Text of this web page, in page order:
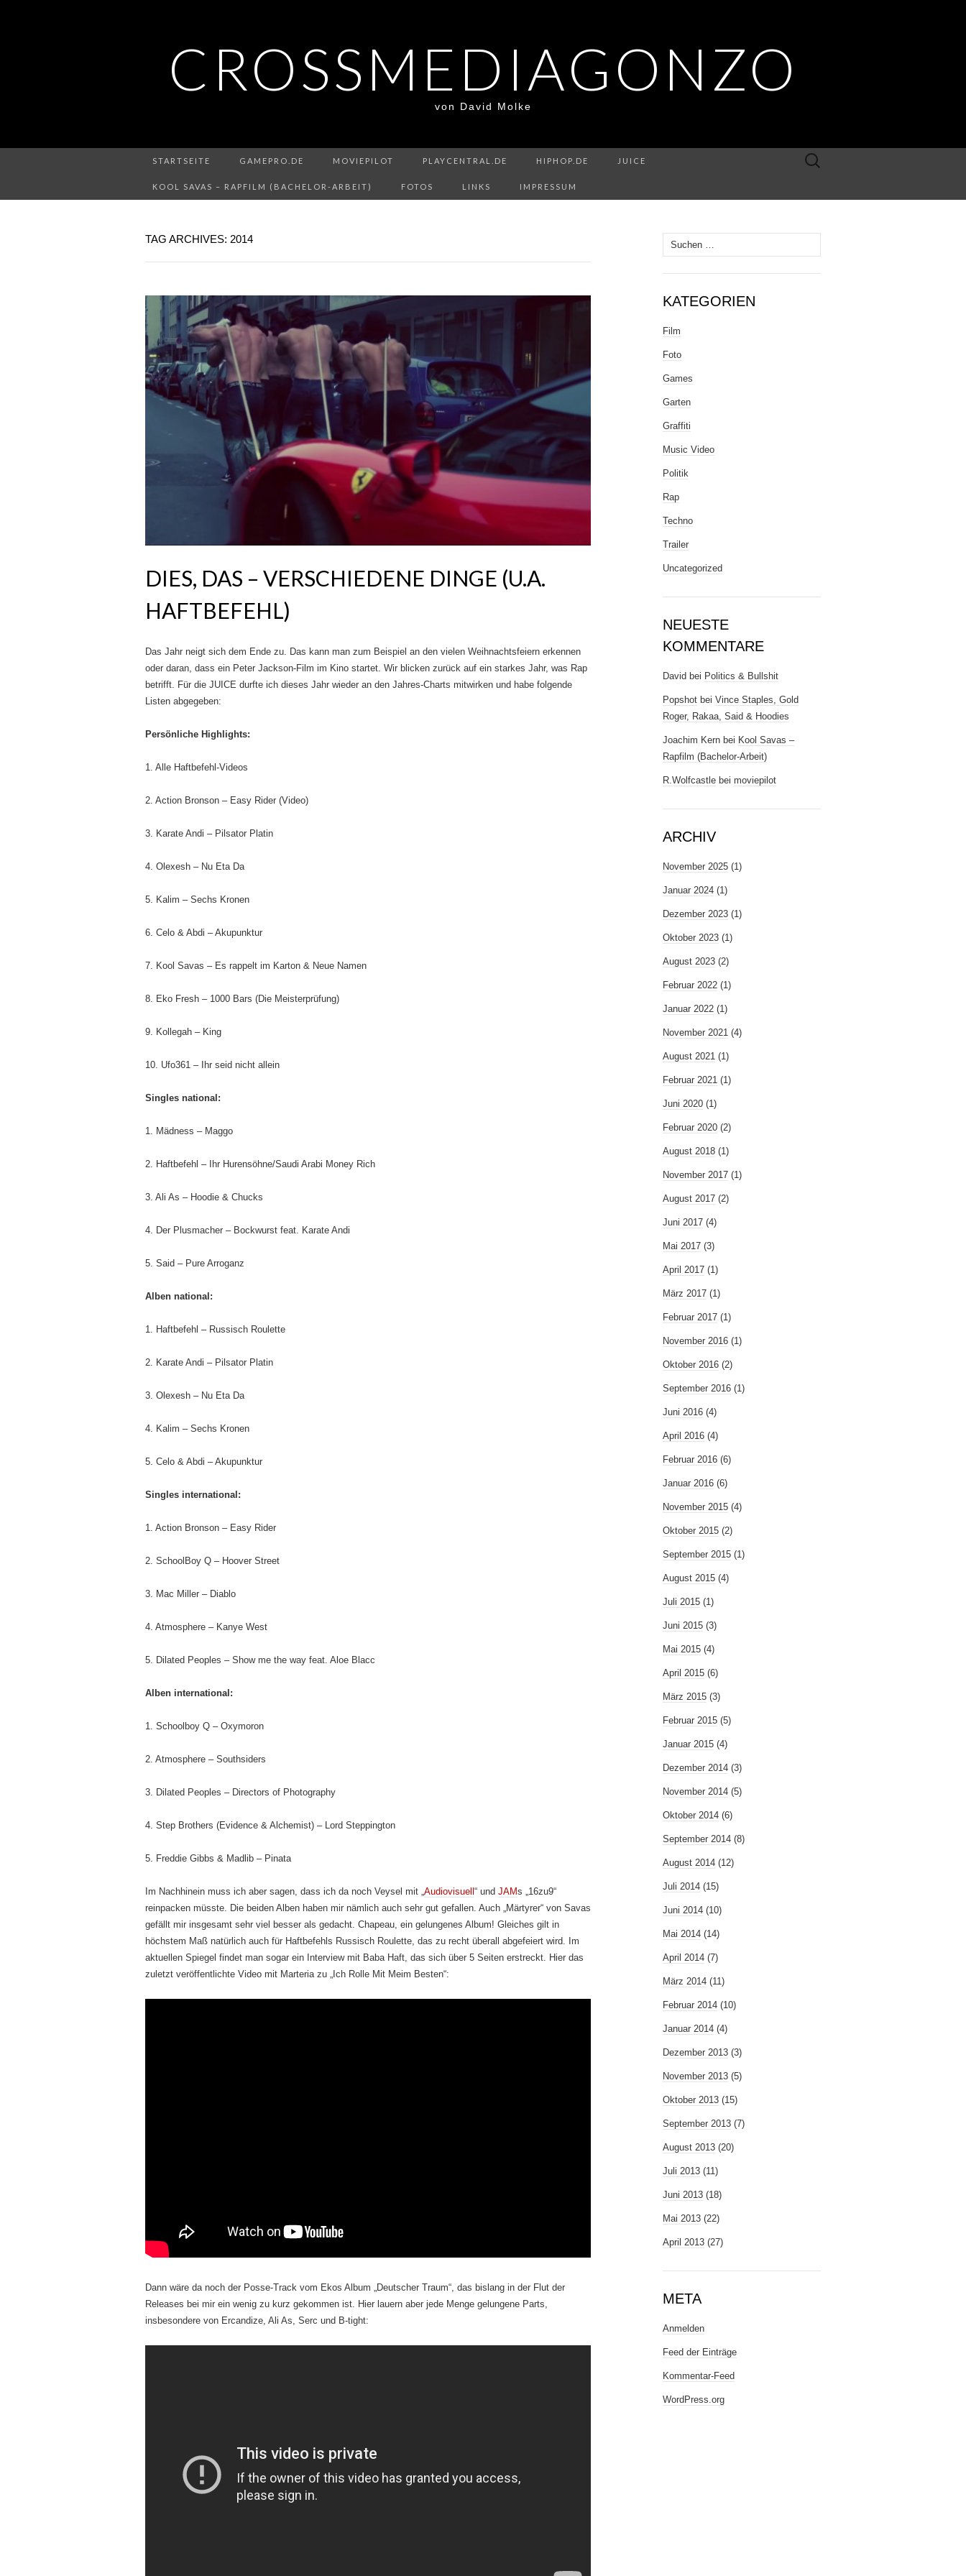
CROSSMEDIAGONZO
von David Molke
STARTSEITE GAMEPRO.DE MOVIEPILOT PLAYCENTRAL.DE HIPHOP.DE JUICE
KOOL SAVAS – RAPFILM (BACHELOR-ARBEIT) FOTOS LINKS IMPRESSUM
Suche
TAG ARCHIVES: 2014
DIES, DAS – VERSCHIEDENE DINGE (U.A.
HAFTBEFEHL)
Das Jahr neigt sich dem Ende zu. Das kann man zum Beispiel an den vielen Weihnachtsfeiern erkennen
oder daran, dass ein Peter Jackson-Film im Kino startet. Wir blicken zurück auf ein starkes Jahr, was Rap
betrifft. Für die JUICE durfte ich dieses Jahr wieder an den Jahres-Charts mitwirken und habe folgende
Listen abgegeben:
Persönliche Highlights:
1. Alle Haftbefehl-Videos
2. Action Bronson – Easy Rider (Video)
3. Karate Andi – Pilsator Platin
4. Olexesh – Nu Eta Da
5. Kalim – Sechs Kronen
6. Celo & Abdi – Akupunktur
7. Kool Savas – Es rappelt im Karton & Neue Namen
8. Eko Fresh – 1000 Bars (Die Meisterprüfung)
9. Kollegah – King
10. Ufo361 – Ihr seid nicht allein
Singles national:
1. Mädness – Maggo
2. Haftbefehl – Ihr Hurensöhne/Saudi Arabi Money Rich
3. Ali As – Hoodie & Chucks
4. Der Plusmacher – Bockwurst feat. Karate Andi
5. Said – Pure Arroganz
Alben national:
1. Haftbefehl – Russisch Roulette
2. Karate Andi – Pilsator Platin
3. Olexesh – Nu Eta Da
4. Kalim – Sechs Kronen
5. Celo & Abdi – Akupunktur
Singles international:
1. Action Bronson – Easy Rider
2. SchoolBoy Q – Hoover Street
3. Mac Miller – Diablo
4. Atmosphere – Kanye West
5. Dilated Peoples – Show me the way feat. Aloe Blacc
Alben international:
1. Schoolboy Q – Oxymoron
2. Atmosphere – Southsiders
3. Dilated Peoples – Directors of Photography
4. Step Brothers (Evidence & Alchemist) – Lord Steppington
5. Freddie Gibbs & Madlib – Pinata
Im Nachhinein muss ich aber sagen, dass ich da noch Veysel mit „Audiovisuell “ und JAMs „16zu9“
reinpacken müsste. Die beiden Alben haben mir nämlich auch sehr gut gefallen. Auch „Märtyrer“ von Savas
gefällt mir insgesamt sehr viel besser als gedacht. Chapeau, ein gelungenes Album! Gleiches gilt in
höchstem Maß natürlich auch für Haftbefehls Russisch Roulette, das zu recht überall abgefeiert wird. Im
aktuellen Spiegel findet man sogar ein Interview mit Baba Haft, das sich über 5 Seiten erstreckt. Hier das
zuletzt veröffentlichte Video mit Marteria zu „Ich Rolle Mit Meim Besten“:
Dann wäre da noch der Posse-Track vom Ekos Album „Deutscher Traum“, das bislang in der Flut der
Releases bei mir ein wenig zu kurz gekommen ist. Hier lauern aber jede Menge gelungene Parts,
insbesondere von Ercandize, Ali As, Serc und B-tight:
Suche
nach:
KATEGORIEN
Film
Foto
Games
Garten
Graffiti
Music Video
Politik
Rap
Techno
Trailer
Uncategorized
NEUESTE
KOMMENTARE
David bei Politics & Bullshit
Popshot bei Vince Staples, Gold
Roger, Rakaa, Said & Hoodies
Joachim Kern bei Kool Savas –
Rapfilm (Bachelor-Arbeit)
R.Wolfcastle bei moviepilot
ARCHIV
November 2025 (1)
Januar 2024 (1)
Dezember 2023 (1)
Oktober 2023 (1)
August 2023 (2)
Februar 2022 (1)
Januar 2022 (1)
November 2021 (4)
August 2021 (1)
Februar 2021 (1)
Juni 2020 (1)
Februar 2020 (2)
August 2018 (1)
November 2017 (1)
August 2017 (2)
Juni 2017 (4)
Mai 2017 (3)
April 2017 (1)
März 2017 (1)
Februar 2017 (1)
November 2016 (1)
Oktober 2016 (2)
September 2016 (1)
Juni 2016 (4)
April 2016 (4)
Februar 2016 (6)
Januar 2016 (6)
November 2015 (4)
Oktober 2015 (2)
September 2015 (1)
August 2015 (4)
Juli 2015 (1)
Juni 2015 (3)
Mai 2015 (4)
April 2015 (6)
März 2015 (3)
Februar 2015 (5)
Januar 2015 (4)
Dezember 2014 (3)
November 2014 (5)
Oktober 2014 (6)
September 2014 (8)
August 2014 (12)
Juli 2014 (15)
Juni 2014 (10)
Mai 2014 (14)
April 2014 (7)
März 2014 (11)
Februar 2014 (10)
Januar 2014 (4)
Dezember 2013 (3)
November 2013 (5)
Oktober 2013 (15)
September 2013 (7)
August 2013 (20)
Juli 2013 (11)
Juni 2013 (18)
Mai 2013 (22)
April 2013 (27)
META
Anmelden
Feed der Einträge
Kommentar-Feed
WordPress.org